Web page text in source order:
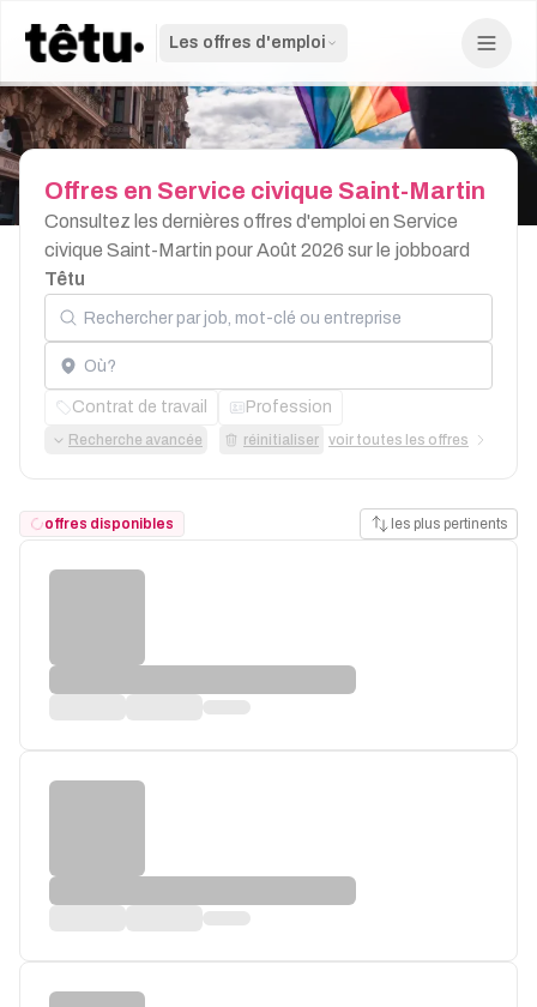
Les offres d'emploi
Offres en Service civique Saint-Martin
Consultez les dernières offres d'emploi en Service
civique Saint-Martin pour Août 2026 sur le jobboard
Têtu
Rechercher par job, mot-clé ou entreprise
Localisation
Contrat de travail Profession
Recherche avancée réinitialiser voir toutes les offres
offres disponibles les plus pertinents